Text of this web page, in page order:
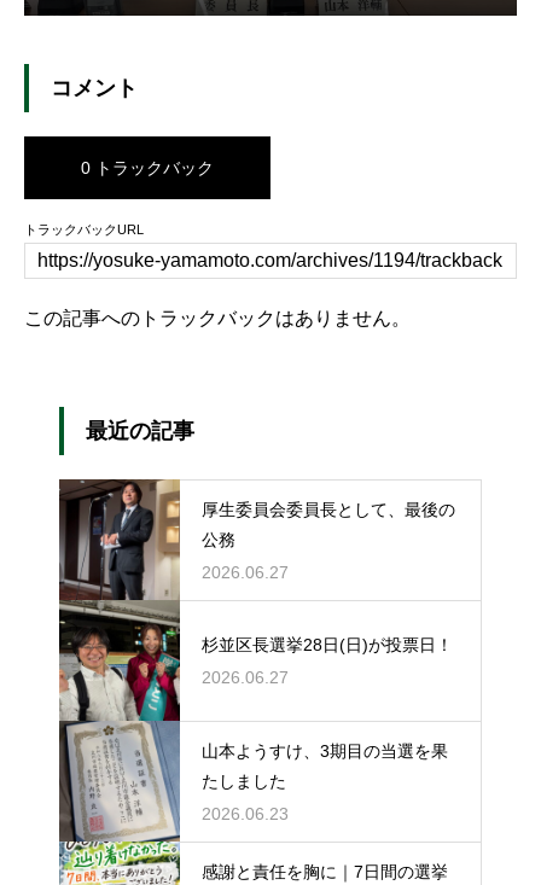
コメント
0 トラックバック
トラックバックURL
この記事へのトラックバックはありません。
最近の記事
厚生委員会委員長として、最後の
公務
2026.06.27
杉並区長選挙28日(日)が投票日！
2026.06.27
山本ようすけ、3期目の当選を果
たしました
2026.06.23
感謝と責任を胸に｜7日間の選挙